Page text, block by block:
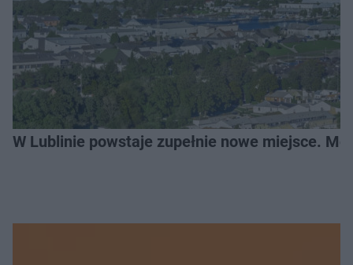
W Lublinie powstaje zupełnie nowe miejsce.